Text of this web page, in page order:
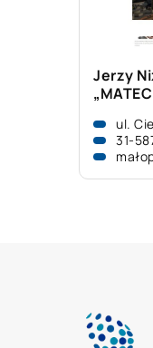
Jerzy
ul.
31-